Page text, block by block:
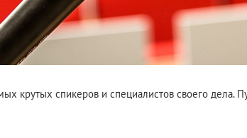
крутых спикеров и специалистов своего дела.